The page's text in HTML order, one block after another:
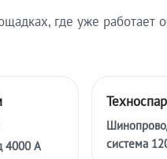
где уже работает
4000 А
система